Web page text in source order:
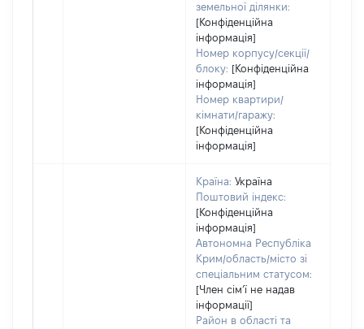
земельної ділянки:
[Конфіденційна
інформація]
Номер корпусу/секції/
блоку: [Конфіденційна
інформація]
Номер квартири/
кімнати/гаражу:
[Конфіденційна
інформація]
Країна: Україна
Поштовий індекс:
[Конфіденційна
інформація]
Автономна Республіка
Крим/область/місто зі
спеціальним статусом:
[Член сімʼї не надав
інформації]
Район в області та